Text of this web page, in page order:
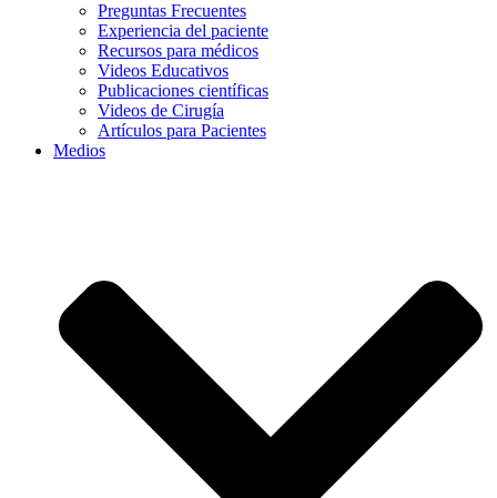
Preguntas Frecuentes
Experiencia del paciente
Recursos para médicos
Videos Educativos
Publicaciones científicas
Videos de Cirugía
Artículos para Pacientes
Medios